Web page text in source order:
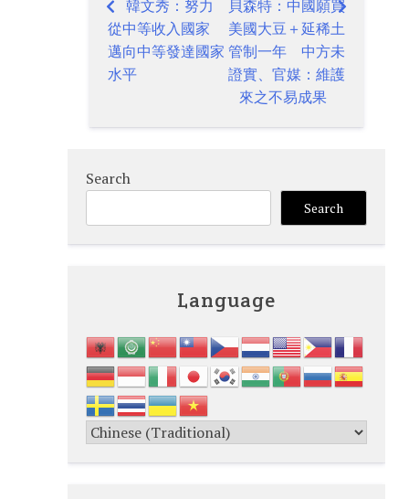
Post
navigation
韓文秀：努力
從中等收入國家
邁向中等發達國家
水平
貝森特：中國願買
美國大豆＋延稀土
管制一年 中方未
證實、官媒：維護
來之不易成果
Search
Search
Language